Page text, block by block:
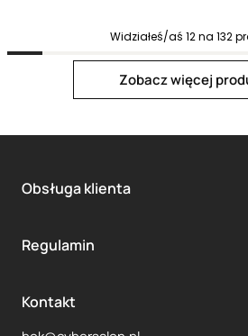
Widziałeś/aś 12na 132
Zobacz więcejNext
1
Obsługa klienta
Regulamin
Kontakt